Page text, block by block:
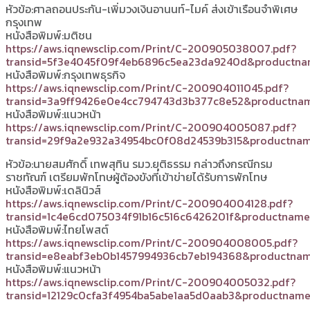
หัวข้อ:ศาลถอนประกัน-เพิ่มวงเงินอานนท์-ไมค์ ส่งเข้าเรือนจำพิเศษ
กรุงเทพ
หนังสือพิมพ์:มติชน
https://aws.iqnewsclip.com/Print/C-200905038007.pdf?
หนังสือพิมพ์:กรุงเทพธุรกิจ
https://aws.iqnewsclip.com/Print/C-200904011045.pdf?
หนังสือพิมพ์:แนวหน้า
https://aws.iqnewsclip.com/Print/C-200904005087.pdf?
หัวข้อ:นายสมศักดิ์ เทพสุทิน รมว.ยุติธรรม กล่าวถึงกรณีกรม
ราชทัณฑ์ เตรียมพักโทษผู้ต้องขังที่เข้าข่ายได้รับการพักโทษ
หนังสือพิมพ์:เดลินิวส์
https://aws.iqnewsclip.com/Print/C-200904004128.pdf?
หนังสือพิมพ์:ไทยโพสต์
https://aws.iqnewsclip.com/Print/C-200904008005.pdf?
หนังสือพิมพ์:แนวหน้า
https://aws.iqnewsclip.com/Print/C-200904005032.pdf?